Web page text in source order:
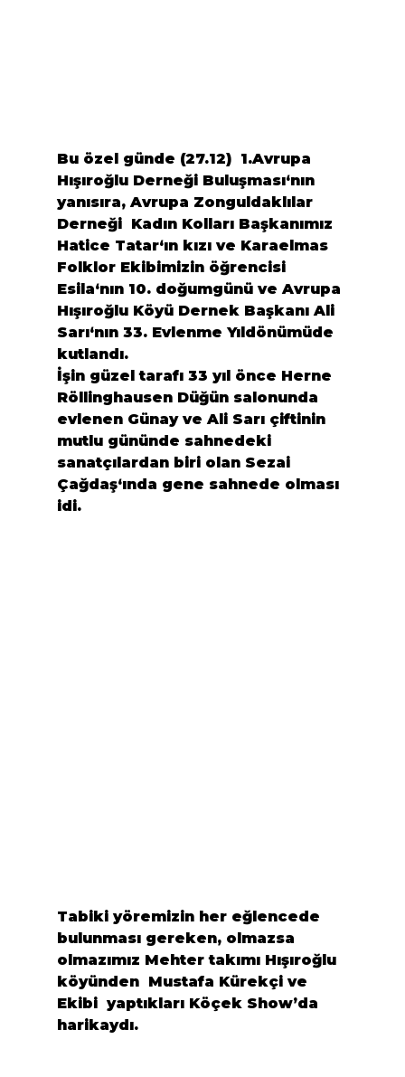
Bu özel günde (27.12) 1.Avrupa
Hışıroğlu Derneği Buluşması‘nın
yanısıra, Avrupa Zonguldaklılar
Derneği
  Kadın Kolları Başkanımız
Hatice Tatar‘ın kızı ve Karaelmas
Folklor Ekibimizin öğrencisi
Esila‘nın 10. doğumgünü ve Avrupa
Hışıroğlu Köyü Dernek Başkanı Ali
Sarı‘nın 33. Evlenme Yıldönümüde
kutlandı.
İşin güzel tarafı 33 yıl önce Herne
Röllinghausen Düğün salonunda
evlenen Günay ve Ali Sarı çiftinin
mutlu gününde sahnedeki
sanatçılardan biri olan Sezai
Çağdaş‘ında gene sahnede olması
idi.
Tabiki yöremizin her eğlencede
bulunması gereken, olmazsa
olmazımız Mehter takımı Hışıroğlu
köyünden Mustafa Kürekçi ve
Ekibi  yaptıkları Köçek Show’da
harikaydı.